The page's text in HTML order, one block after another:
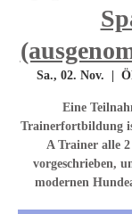
Sa., 02. Nov.
Eine
Trainerfortbildung
A Trainer alle
vorgeschrieben,
modernen